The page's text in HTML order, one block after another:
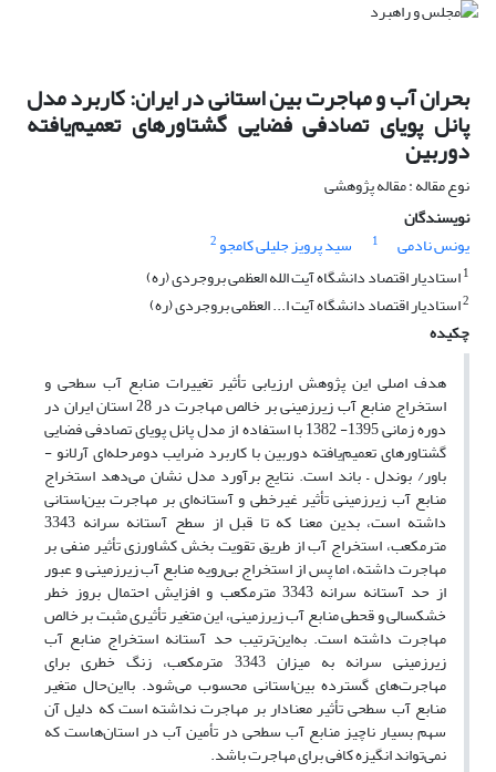
بحران آب و مهاجرت بین استانی در ایران: کاربرد مدل
پانل پویای تصادفی فضایی گشتاورهای تعمیم‌یافته
دوربین
نوع مقاله : مقاله پژوهشی
نویسندگان
یونس نادمی
1 سید پرویز جلیلی کامجو2
1استادیار اقتصاد دانشگاه آیت الله العظمی بروجردی (ره)
2استادیار اقتصاد دانشگاه آیت ا... العظمی بروجردی (ره)
چکیده
هدف اصلی این پژوهش ارزیابی تأثیر تغییرات منابع آب سطحی و
استخراج منابع آب زیرزمینی بر خالص مهاجرت در 28 استان ایران در
دوره زمانی 1395- 1382 با استفاده از مدل پانل پویای تصادفی فضایی
گشتاورهای تعمیم‌یافته دوربین با کاربرد ضرایب دو‌مرحله‌ای آرلانو -
باور/ بوندل – باند است. نتایج برآورد مدل نشان می‌دهد استخراج
منابع آب زیرزمینی تأثیر غیرخطی و آستانه‌ای بر مهاجرت بین‌استانی
داشته است، بدین معنا که تا قبل از سطح آستانه سرانه 3343
مترمکعب، استخراج آب از طریق تقویت بخش کشاورزی تأثیر منفی بر
مهاجرت داشته، اما پس از استخراج بی‌رویه منابع آب زیرزمینی و عبور
از حد آستانه سرانه 3343 مترمکعب و افزایش احتمال بروز خطر
خشکسالی و قحطی منابع آب زیرزمینی، این متغیر تأثیری مثبت بر خالص
مهاجرت داشته است. به‌این‌ترتیب حد آستانه استخراج منابع آب
زیرزمینی سرانه به میزان 3343 مترمکعب، زنگ خطری برای
مهاجرت‌های گسترده بین‌استانی محسوب می‌شود. با‌این‌حال متغیر
منابع آب سطحی تأثیر معنادار بر مهاجرت نداشته است که دلیل آن
سهم بسیار ناچیز منابع آب سطحی در تأمین آب در استان‌ها‌ست که
نمی‌تواند انگیزه کافی برای مهاجرت باشد.